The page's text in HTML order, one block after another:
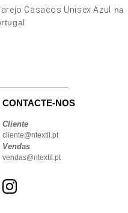
Casacos Unisex Azul
na
CONTACTE-NOS
Cliente
cliente@ntextil.pt
Vendas
vendas@ntextil.pt